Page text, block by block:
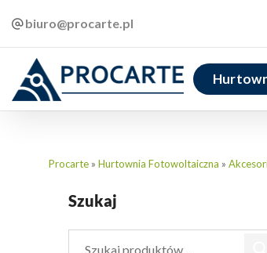
biuro@procarte.pl
Procarte » Hurtownia Fotowoltaiczna »
Szukaj